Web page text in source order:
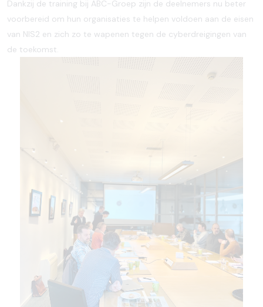
Dankzij de training bij ABC-Groep zijn de deelnemers nu beter
voorbereid om hun organisaties te helpen voldoen aan de eisen
van NIS2 en zich zo te wapenen tegen de cyberdreigingen van
de toekomst.